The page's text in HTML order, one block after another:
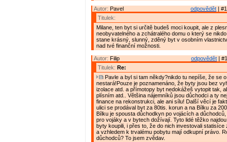
odpovědět |
Autor: Pavel
Titulek:
Milane, ten byt si určitě budeš moci koupit, ale z
neobyvatelného a zchátralého domu o který se
stane krásný, slunný, zděný byt v osobním
nad tvé finanční možnosti.
odpovědět |
Autor: Filip
Titulek: Re:
Pavle a byl si tam někdy?nikdo tu nepíše, že se
nestará!Pouze je poznamenáno, že byty jsou bez
izolace atd. a přímotopy byt nedokážeš vytopit tak,
plísním atd.. Většina nájemníků jsou důchodci a ty
finance na rekonstrukci, ale ani sílu! Další věcí je
ulici se prodával byt za 80tis. korun a na Bílku za
Bílku je spousta důchodkyn po vojácích a
pro vojáky a v bytech dožívají. Tyto lidé těžko
byty koupili, i přes to, že do nich investovali statisíce
a vzhledem k trvalému pobytu mají odkupní právo.
důchodců? To jsem zvědav.